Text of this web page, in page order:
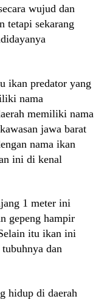
wujud dan
tetapi sekarang
ikan predator yang
nama
memiliki nama
jawa barat
nama ikan
ini di kenal
1 meter ini
gepeng hampir
itu ikan ini
dan
hidup di daerah